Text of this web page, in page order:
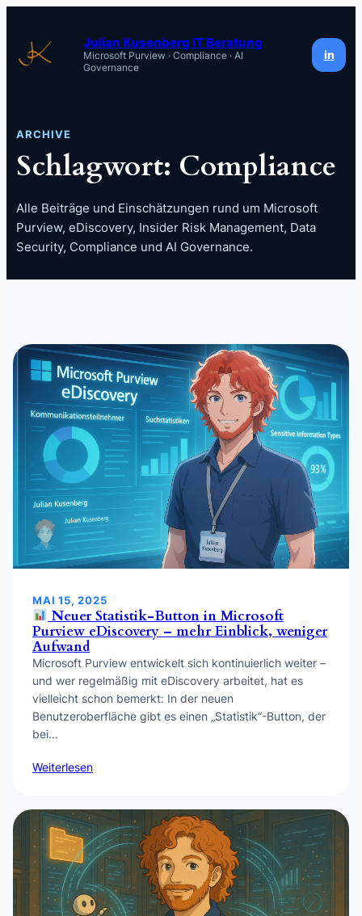
Inhalt
springen
Julian Kusenberg IT Beratung
Microsoft Purview · Compliance · AI
Governance
in
ARCHIVE
Schlagwort: Compliance
Alle Beiträge und Einschätzungen rund um Microsoft
Purview, eDiscovery, Insider Risk Management, Data
Security, Compliance und AI Governance.
MAI 15, 2025
Neuer Statistik-Button in Microsoft
Purview eDiscovery – mehr Einblick, weniger
Aufwand
Microsoft Purview entwickelt sich kontinuierlich weiter –
und wer regelmäßig mit eDiscovery arbeitet, hat es
vielleicht schon bemerkt: In der neuen
Benutzeroberfläche gibt es einen „Statistik“-Button, der
bei…
Weiterlesen